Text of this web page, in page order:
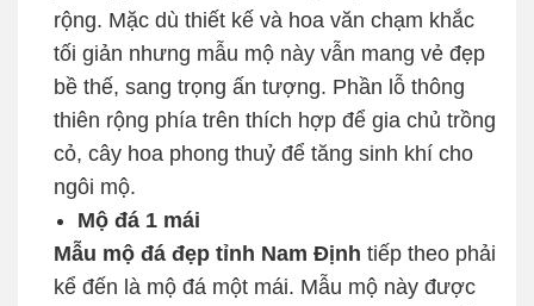
rộng. Mặc dù thiết kế và hoa văn chạm khắc
tối giản nhưng mẫu mộ này vẫn mang vẻ đẹp
bề thế, sang trọng ấn tượng. Phần lỗ thông
thiên rộng phía trên thích hợp để gia chủ trồng
cỏ, cây hoa phong thuỷ để tăng sinh khí cho
ngôi mộ.
Mộ đá 1 mái
Mẫu mộ đá đẹp tỉnh Nam Định tiếp theo phải
kể đến là mộ đá một mái. Mẫu mộ này được